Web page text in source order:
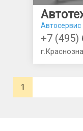
Автосервис
+7 (495)
1